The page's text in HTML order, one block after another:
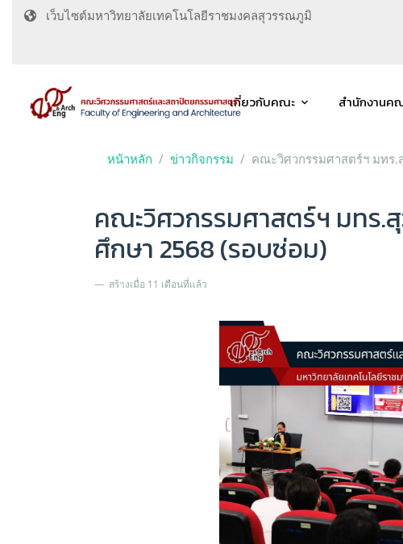
เว็บไซต์มหาวิทยาลัยเทคโนโลยีราชมงคลสุวรรณภูมิ
เกี่ยวกับคณะ สำนักงาน
หน้าหลัก ข่าวกิจกรรม คณะวิศวกรรมศาสตร์ฯ มทร
คณะวิศวกรรมศาสตร์ฯ มทร.
ศึกษา 2568 (รอบซ่อม)
สร้างเมื่อ 11 เดือนที่แล้ว